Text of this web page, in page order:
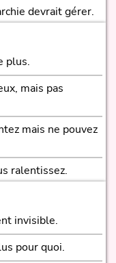
devrait gérer.
plus.
mais pas
mais ne pouvez
ralentissez.
invisible.
pour quoi.